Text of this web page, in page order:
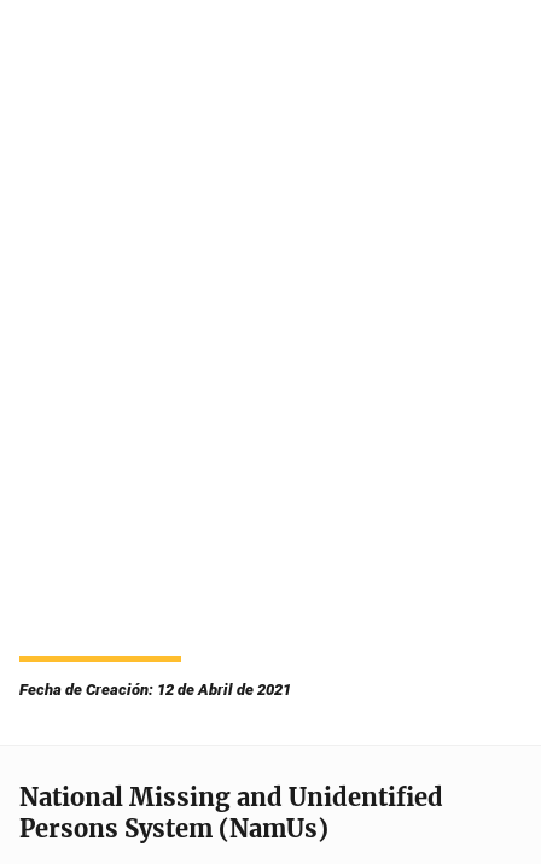
Fecha de Creación: 12 de Abril de 2021
National Missing and Unidentified
Persons System (NamUs)